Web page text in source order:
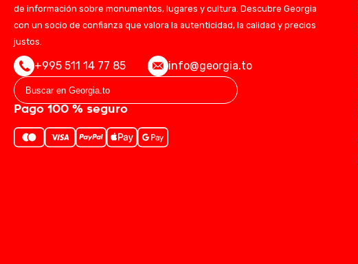
de información sobre monumentos, lugares y cultura. Descubre Georgia
con un socio de confianza que valora la autenticidad, la calidad y precios
justos.
+995 511 14 77 85 info@georgia.to
Pago 100 % seguro